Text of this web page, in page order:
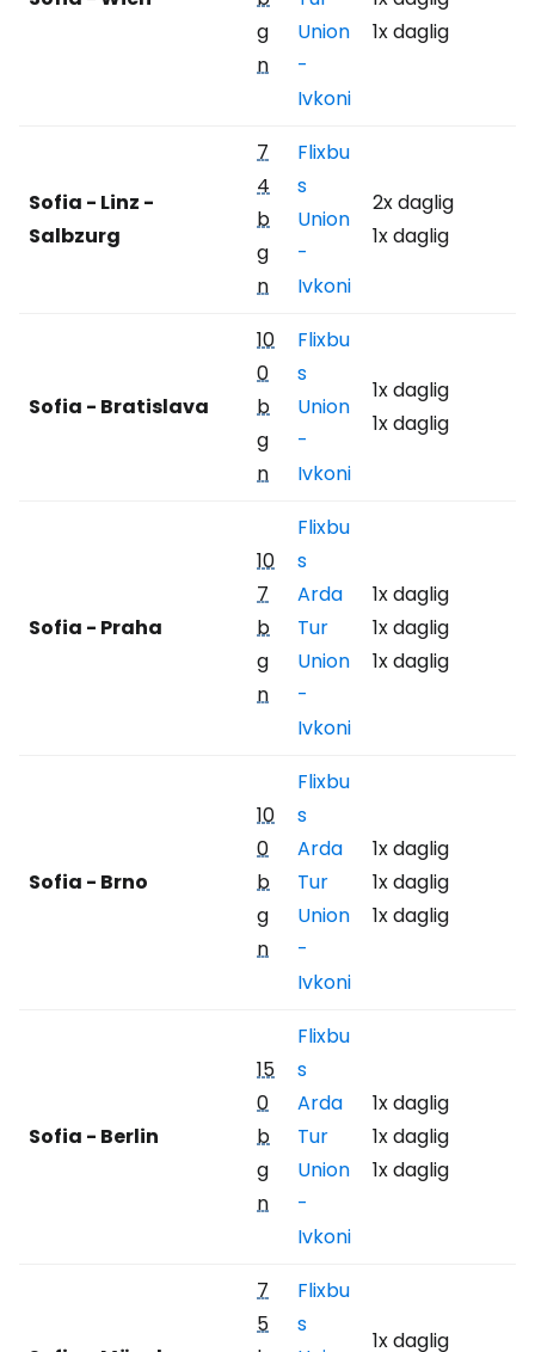
g
n
Union
-
Ivkoni
1x daglig
Sofia - Linz -
Salbzurg
7
4
b
g
n
Flixbu
s
Union
-
Ivkoni
2x daglig
1x daglig
Sofia - Bratislava
10
0
b
g
n
Flixbu
s
Union
-
Ivkoni
1x daglig
1x daglig
Sofia - Praha
10
7
b
g
n
Flixbu
s
Arda
Tur
Union
-
Ivkoni
1x daglig
1x daglig
1x daglig
Sofia - Brno
10
0
b
g
n
Flixbu
s
Arda
Tur
Union
-
Ivkoni
1x daglig
1x daglig
1x daglig
Sofia - Berlin
15
0
b
g
n
Flixbu
s
Arda
Tur
Union
-
Ivkoni
1x daglig
1x daglig
1x daglig
7
5
Flixbu
s
1x daglig